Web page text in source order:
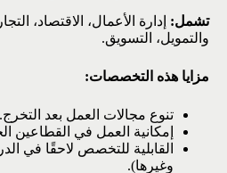
تشمل: إدارة الأعمال، الاقتصاد،
والتمويل، التسويق.
مزايا هذه التخصصات:
تنوع مجالات العمل بعد التخرج.
إمكانية العمل في القطاعين
القابلية للتخصص لاحقًا في
وغيرها).